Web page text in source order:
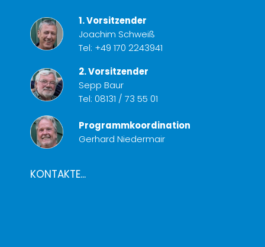
1. Vorsitzender
Joachim Schweiß
Tel: +49 170 2243941
2. Vorsitzender
Sepp Baur
Tel: 08131 / 73 55 01
Programmkoordination
Gerhard Niedermair
KONTAKTE...